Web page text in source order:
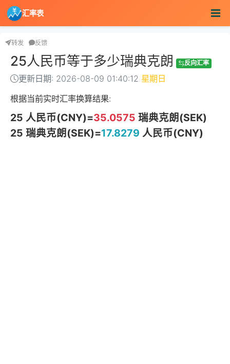
汇率表
转发 反馈
25人民币等于多少瑞典克朗 反向汇率
更新日期: 2026-08-09 01:40:12 星期日
根据当前实时汇率换算结果:
25 人民币(CNY)=35.0575 瑞典克朗(SEK)
25 瑞典克朗(SEK)=17.8279 人民币(CNY)